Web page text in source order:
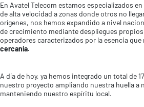
En Avatel Telecom estamos especializados
de alta velocidad a zonas donde otros no
orígenes, nos hemos expandido a nivel
de crecimiento mediante despliegues
operadores caracterizados por la esencia que
cercanía.
A día de hoy, ya hemos integrado un total de
nuestro proyecto ampliando nuestra huella a
manteniendo nuestro espíritu local.